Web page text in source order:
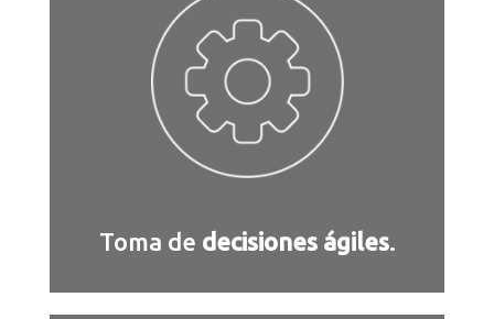
Toma de decisiones ágiles.